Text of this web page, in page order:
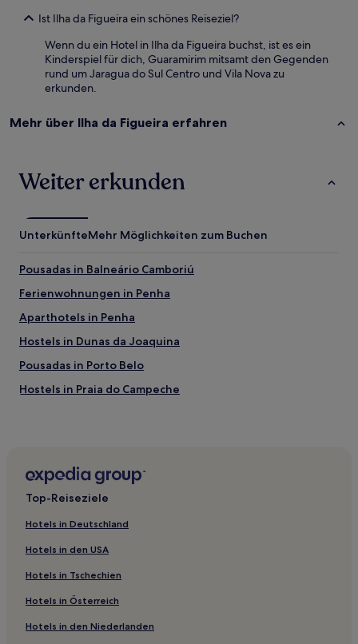
Ist Ilha da Figueira ein schönes Reiseziel?
Wenn du ein Hotel in Ilha da Figueira buchst, ist es ein
Kinderspiel für dich, Guaramirim mitsamt den Gegenden
rund um Jaragua do Sul Centro und Vila Nova zu
erkunden.
Mehr über Ilha da Figueira erfahren
Weiter erkunden
UnterkünfteMehr Möglichkeiten zum Buchen
Pousadas in Balneário Camboriú
Ferienwohnungen in Penha
Aparthotels in Penha
Hostels in Dunas da Joaquina
Pousadas in Porto Belo
Hostels in Praia do Campeche
Pousadas in Pomerode
Pousadas in Blumenau
Pousadas in Navegantes
Hostels in Florianópolis
B&B in Florianópolis
Pousadas in Florianópolis
Aparthotels in Florianópolis
Top-Reiseziele
Hotels in Deutschland
Hotels in den USA
Hotels in Tschechien
Hotels in Österreich
Hotels in den Niederlanden